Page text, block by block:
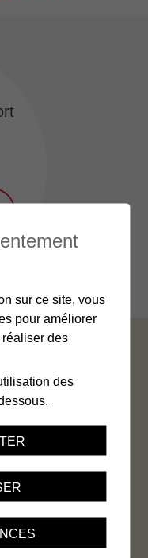
des cookies
Plan du site
AI du Valais
la Gare 15
sur ce site, vous
pour améliorer
des
des